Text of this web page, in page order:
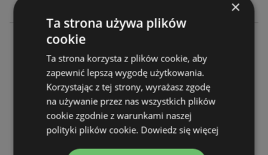
Bolton Polska Sp. z o.o.
Pszczyńska 315
44-100 Gliwice
ODLEGŁOŚĆ:
505,77 km
×
Ta strona używa plików
cookie
Ta strona korzysta z plików cookie, aby
zapewnić lepszą wygodę użytkowania.
Korzystając z tej strony, wyrażasz zgodę
na używanie przez nas wszystkich plików
cookie zgodnie z warunkami naszej
polityki plików cookie. Dowiedz się więcej